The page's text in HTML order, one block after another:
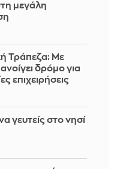
μεγάλη
Τράπεζα: Με
δρόμο για
επιχειρήσεις
γευτείς στο νησί